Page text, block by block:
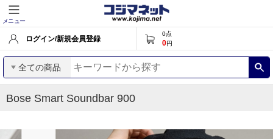
メニュー
ログイン/新規会員登録
0点
0円
全ての商品
Bose Smart Soundbar 900